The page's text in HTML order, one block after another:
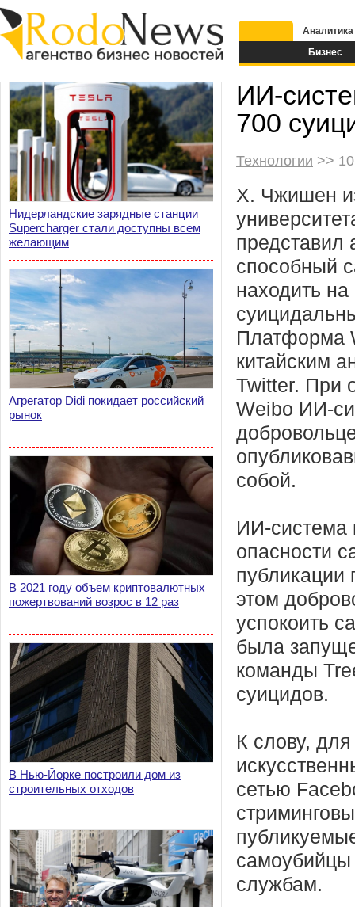
Бизнес
Аналитика
Нидерландские зарядные станции
Supercharger стали доступны всем
желающим
Агрегатор Didi покидает российский
рынок
В 2021 году объем криптовалютных
пожертвований возрос в 12 раз
В Нью-Йорке построили дом из
строительных отходов
ИИ-
700
Технологии >>
Х. Чжишен
представил
способный
находить
Платформа
китайским
Twitter. При
Weibo ИИ-
собой.
ИИ-система
опасности
публикации
этом
успокоить
была
команды
суицидов.
К слову,
сетью
самоубийцы
службам.